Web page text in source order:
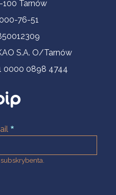
100 Tarnów
76-51
S.A. O/Tarnów
0000 0898 4744